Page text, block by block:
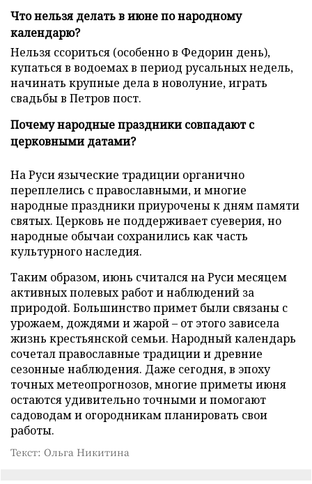
Что нельзя делать в июне по народному
календарю?
Нельзя ссориться (особенно в Федорин день),
купаться в водоемах в период русальных недель,
начинать крупные дела в новолуние, играть
свадьбы в Петров пост.
Почему народные праздники совпадают с
церковными датами?
На Руси языческие традиции органично
переплелись с православными, и многие
народные праздники приурочены к дням памяти
святых. Церковь не поддерживает суеверия, но
народные обычаи сохранились как часть
культурного наследия.
Таким образом, июнь считался на Руси месяцем
активных полевых работ и наблюдений за
природой. Большинство примет были связаны с
урожаем, дождями и жарой – от этого зависела
жизнь крестьянской семьи. Народный календарь
сочетал православные традиции и древние
сезонные наблюдения. Даже сегодня, в эпоху
точных метеопрогнозов, многие приметы июня
остаются удивительно точными и помогают
садоводам и огородникам планировать свои
работы.
Текст: Ольга Никитина